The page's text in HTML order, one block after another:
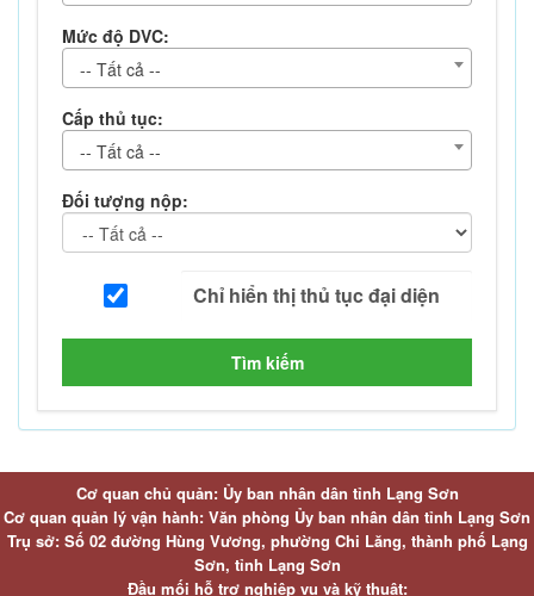
Mức độ DVC:
-- Tất cả --
Cấp thủ tục:
-- Tất cả --
Đối tượng nộp:
Tìm kiếm
Cơ quan chủ quản: Ủy ban nhân dân tỉnh Lạng Sơn
Cơ quan quản lý vận hành: Văn phòng Ủy ban nhân dân tỉnh Lạng Sơn
Trụ sở: Số 02 đường Hùng Vương, phường Chi Lăng, thành phố Lạng
Sơn, tỉnh Lạng Sơn
Đầu mối hỗ trợ nghiệp vụ và kỹ thuật: